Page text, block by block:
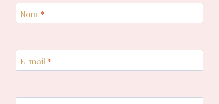
Nom *
E-mail *